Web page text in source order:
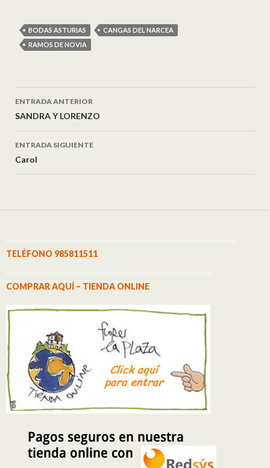
BODAS ASTURIAS
CANGAS DEL NARCEA
RAMOS DE NOVIA
Navegación de entradas
ENTRADA ANTERIOR
SANDRA Y LORENZO
ENTRADA SIGUIENTE
Carol
TELÉFONO 985811511
COMPRAR AQUÍ – TIENDA ONLINE